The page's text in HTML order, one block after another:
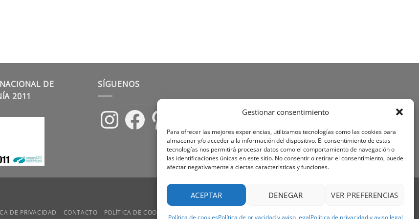
Gestionar consentimiento
Para ofrecer las mejores experiencias, utilizamos tecnologías como las cookies para
almacenar y/o acceder a la información del dispositivo. El consentimiento de estas
tecnologías nos permitirá procesar datos como el comportamiento de navegación o
las identificaciones únicas en este sitio. No consentir o retirar el consentimiento, puede
afectar negativamente a ciertas características y funciones.
ACEPTAR DENEGAR VER PREFERENCIAS
DE
2011
SÍGUENOS
InstagramFacebookPinterest
PayPal Stripe MasterCard
Cash
Delivery
DE PRIVACIDAD CONTACTO POLÍTICA DE COOKIES